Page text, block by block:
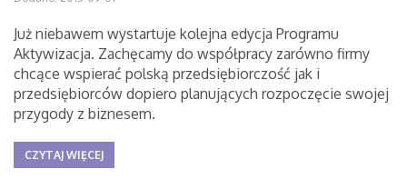
Już niebawem wystartuje kolejna edycja Programu
Aktywizacja. Zachęcamy do współpracy zarówno firmy
chcące wspierać polską przedsiębiorczość jak i
przedsiębiorców dopiero planujących rozpoczęcie swojej
przygody z biznesem.
CZYTAJ WIĘCEJ